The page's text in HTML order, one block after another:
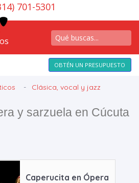
701-5301
OBTÉN UN PRESUPUESTO
Clásica, vocal y jazz
y sarzuela en Cúcuta
Caperucita en Ópera